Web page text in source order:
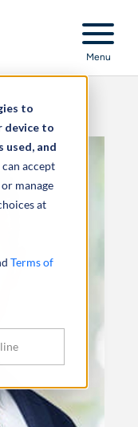
to
device to
used, and
can accept
manage
at
Terms of
Menu